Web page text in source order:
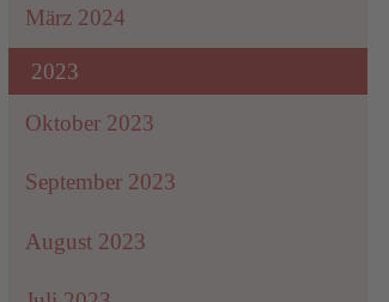
März 2024
2023
Oktober 2023
September 2023
August 2023